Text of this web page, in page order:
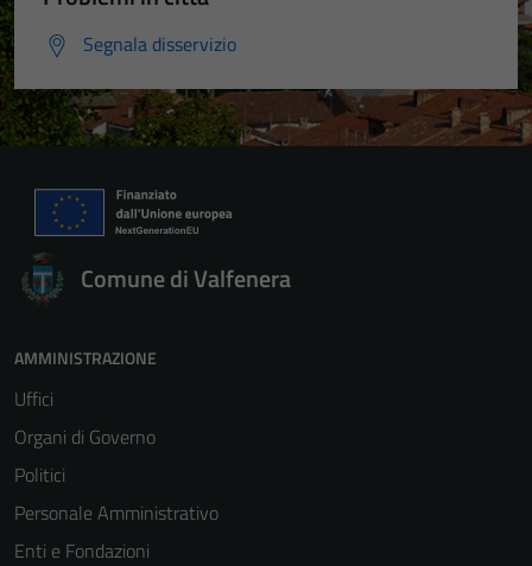
Segnala disservizio
Comune di Valfenera
AMMINISTRAZIONE
Uffici
Organi di Governo
Politici
Personale Amministrativo
Enti e Fondazioni